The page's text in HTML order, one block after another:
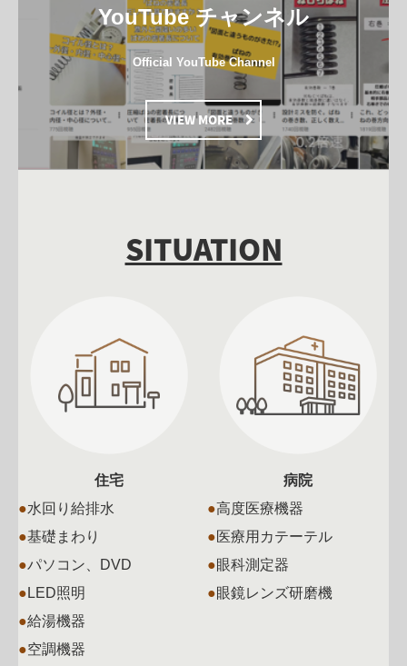
YouTube チャンネル
Official YouTube Channel
VIEW MORE
SITUATION
住宅
●水回り給排水
●基礎まわり
●パソコン、DVD
● LED照明
●給湯機器
●空調機器
病院
●高度医療機器
●医療用カテーテル
●眼科測定器
●眼鏡レンズ研磨機